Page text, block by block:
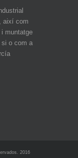
així com
muntatge
si o com a
2016